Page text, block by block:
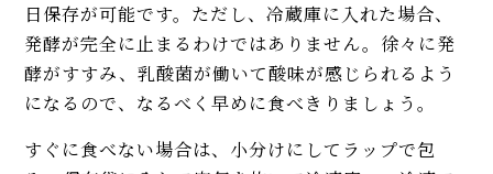
日保存が可能です。ただし、冷蔵庫に入れた場合、
発酵が完全に止まるわけではありません。徐々に発
酵がすすみ、乳酸菌が働いて酸味が感じられるよう
になるので、なるべく早めに食べきりましょう。
すぐに食べない場合は、小分けにしてラップで包